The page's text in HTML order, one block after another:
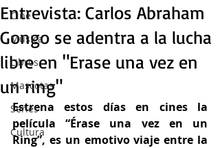
Cine
Música
Libros
Mascotas
Series
Cultura
Entrevista: Carlos Abraham
Gongo se adentra a la lucha
libre en "Erase una vez en
un ring"
Estrena estos días en cines la
película “Érase una vez en un
Ring”, es un emotivo viaje entre la